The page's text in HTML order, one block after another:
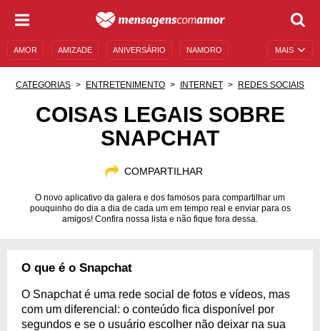
MAIS
AMOR AMIZADE ANIVERSÁRIO NAMORO
MENSAGENS E FRASES MENSAGENS DE ANIVERSÁRIO
CATEGORIAS ENTRETENIMENTO INTERNET REDES SOCIAIS
COISAS LEGAIS SOBRE
SNAPCHAT
COMPARTILHAR
O novo aplicativo da galera e dos famosos para compartilhar um
pouquinho do dia a dia de cada um em tempo real e enviar para os
amigos! Confira nossa lista e não fique fora dessa.
O que é o Snapchat
O Snapchat é uma rede social de fotos e vídeos, mas
com um diferencial: o conteúdo fica disponível por
segundos e se o usuário escolher não deixar na sua